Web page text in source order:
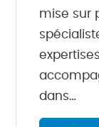
mise sur
dans…